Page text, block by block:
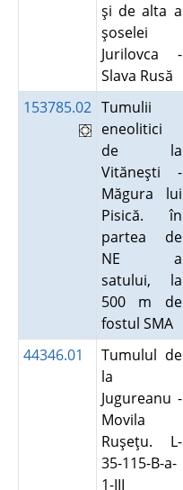
şi de alta a
şoselei
Jurilovca -
Slava Rusă
153785.02 Tumulii
eneolitici
de la
Vităneşti -
Măgura lui
Pisică. în
partea de
NE a
satului, la
500 m de
fostul SMA
44346.01
Tumulul de
la
Jugureanu -
Movila
Ruşeţu. L-
35-115-B-a-
1-III